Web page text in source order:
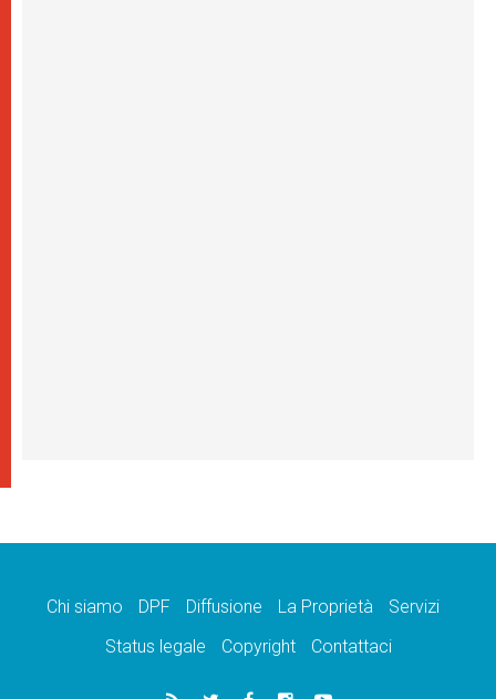
Chi siamo DPF Diffusione La Proprietà
Servizi
Status legale
Copyright Contattaci